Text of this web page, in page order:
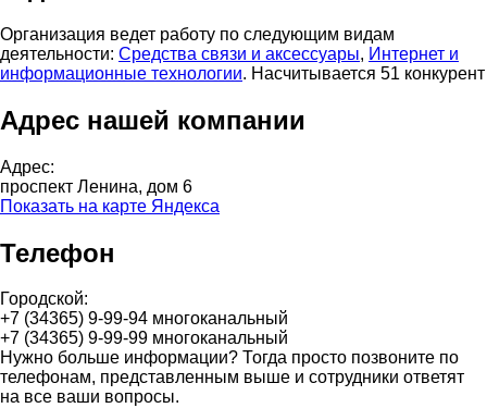
Организация ведет работу по следующим видам
деятельности: Средства связи и аксессуары, Интернет и
информационные технологии. Насчитывается 51 конкурент
Адрес нашей компании
Адрес:
проспект Ленина, дом 6
Показать на карте Яндекса
Телефон
Городской:
+7 (34365) 9-99-94 многоканальный
+7 (34365) 9-99-99 многоканальный
Нужно больше информации? Тогда просто позвоните по
телефонам, представленным выше и сотрудники ответят
на все ваши вопросы.